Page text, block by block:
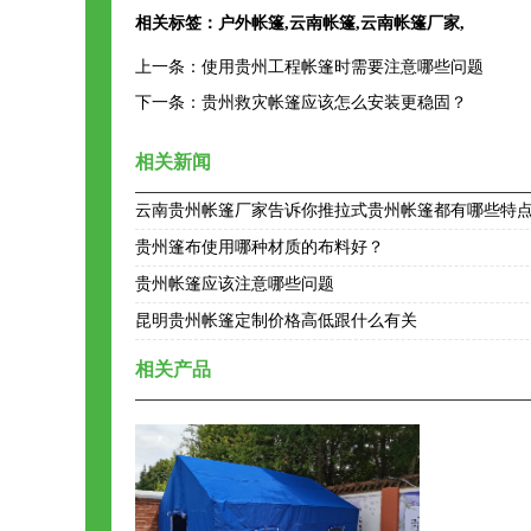
相关标签： 户外帐篷,云南帐篷,云南帐篷厂家,
上一条： 使用贵州工程帐篷时需要注意哪些问题
下一条： 贵州救灾帐篷应该怎么安装更稳固？
相关新闻
云南贵州帐篷厂家告诉你推拉式贵州帐篷都有哪些特
贵州篷布使用哪种材质的布料好？
贵州帐篷应该注意哪些问题
昆明贵州帐篷定制价格高低跟什么有关
相关产品